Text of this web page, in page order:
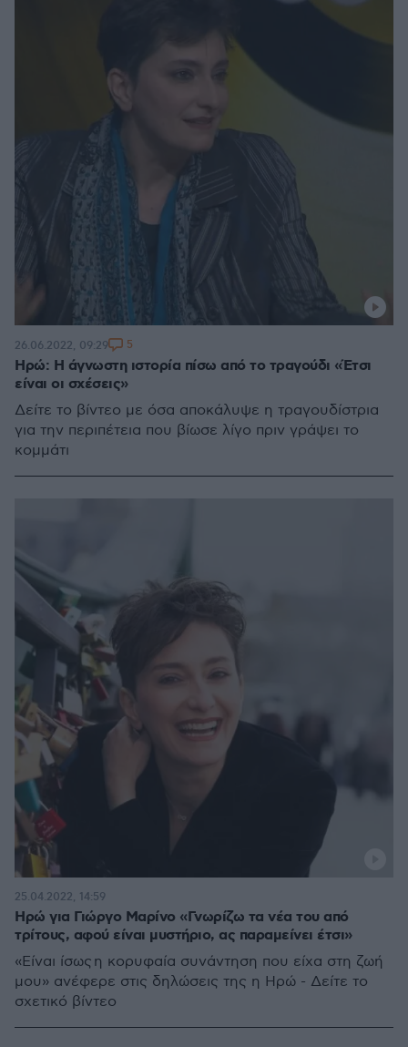
Ηρώ: Η άγνωστη ιστορία πίσω από το τραγούδι «Έτσι
είναι οι σχέσεις»
Δείτε το βίντεο με όσα αποκάλυψε η τραγουδίστρια
για την περιπέτεια που βίωσε λίγο πριν γράψει το
κομμάτι
26.06.2022, 09:29 5
Ηρώ για Γιώργο Μαρίνο «Γνωρίζω τα νέα του από
τρίτους, αφού είναι μυστήριο, ας παραμείνει έτσι»
«Είναι ίσως η κορυφαία συνάντηση που είχα στη ζωή
μου» ανέφερε στις δηλώσεις της η Ηρώ - Δείτε το
σχετικό βίντεο
25.04.2022, 14:59